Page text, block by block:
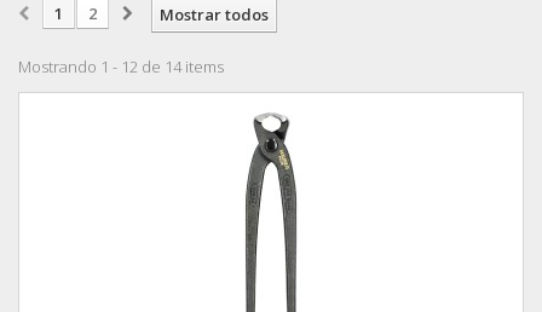
Mostrar todos
1 2
Mostrando 1 - 12 de 14 items